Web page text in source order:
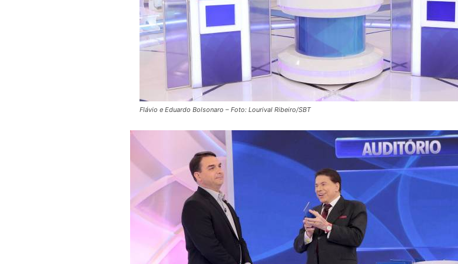
Flávio e Eduardo Bolsonaro – Foto: Lourival Ribeiro/SBT